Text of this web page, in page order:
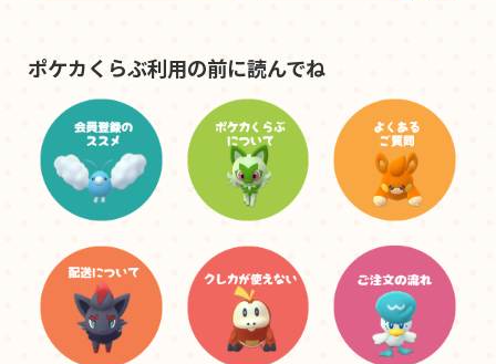
ポケカくらぶ利用の前に読んでね